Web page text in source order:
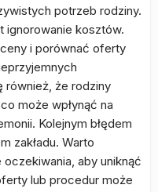
potrzeb rodziny.
ignorowanie kosztów.
i porównać oferty
również, że rodziny
może wpłynąć na
Kolejnym błędem
zakładu. Warto
aby uniknąć
lub procedur może